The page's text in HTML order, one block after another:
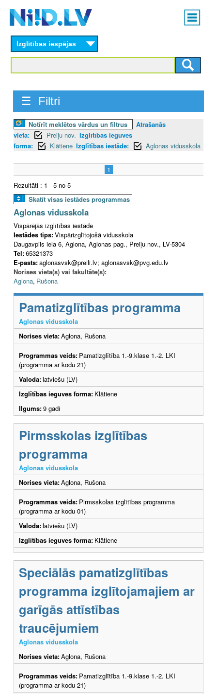
content
Main
menu
Izglītības iespējas
☰ Filtri
Notīrīt meklētos vārdus un filtrus
Atrašanās
vieta:
Preiļu nov. Izglītības ieguves
forma:
Klātiene Izglītības iestāde: Aglonas vidusskola
1
Rezultāti : 1 - 5 no 5
Skatīt visas iestādes programmas
Aglonas vidusskola
Vispārējās izglītības iestāde
Iestādes tips:Vispārizglītojošā vidusskola
Daugavpils iela 6, Aglona, Aglonas pag., Preiļu nov., LV-5304
Tel:65321373
E-pasts:aglonasvsk@preili.lv; aglonasvsk@pvg.edu.lv
Norises vieta(s) vai fakultāte(s):
Aglona, Rušona
Pamatizglītības programma
Aglonas vidusskola
Norises vieta:Aglona, Rušona
Programmas veids: Pamatizglītība 1.-9.klase 1.-2. LKI
(programma ar kodu 21)
Valoda:latviešu (LV)
Izglītības ieguves forma: Klātiene
Ilgums:9 gadi
Pirmsskolas izglītības
programma
Aglonas vidusskola
Norises vieta:Aglona, Rušona
Programmas veids: Pirmsskolas izglītības programma
(programma ar kodu 01)
Valoda:latviešu (LV)
Izglītības ieguves forma: Klātiene
Speciālās pamatizglītības
programma izglītojamajiem ar
garīgās attīstības
traucējumiem
Aglonas vidusskola
Norises vieta:Aglona, Rušona
Programmas veids: Pamatizglītība 1.-9.klase 1.-2. LKI
(programma ar kodu 21)